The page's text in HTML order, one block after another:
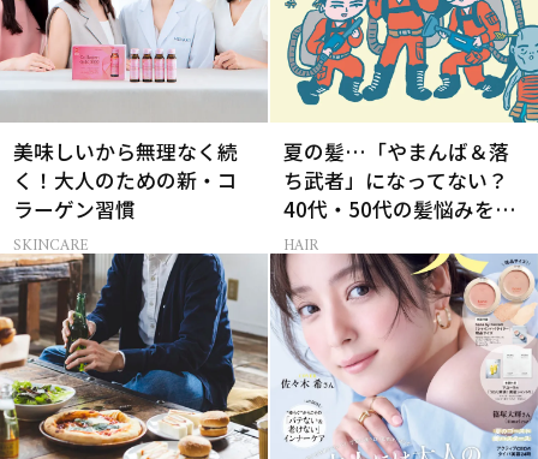
美味しいから無理なく続
く！大人のための新・コ
ラーゲン習慣
SKINCARE
夏の髪…「やまんば＆落
ち武者」になってない？
40代・50代の髪悩みをレ
スキューする裏ワザ
HAIR